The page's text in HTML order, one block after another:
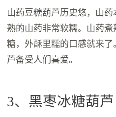
山药豆糖葫芦历史悠，山
熟的山药非常软糯。山药
糖，外酥里糯的口感就来
芦备受人们喜爱。
3、黑枣冰糖葫芦